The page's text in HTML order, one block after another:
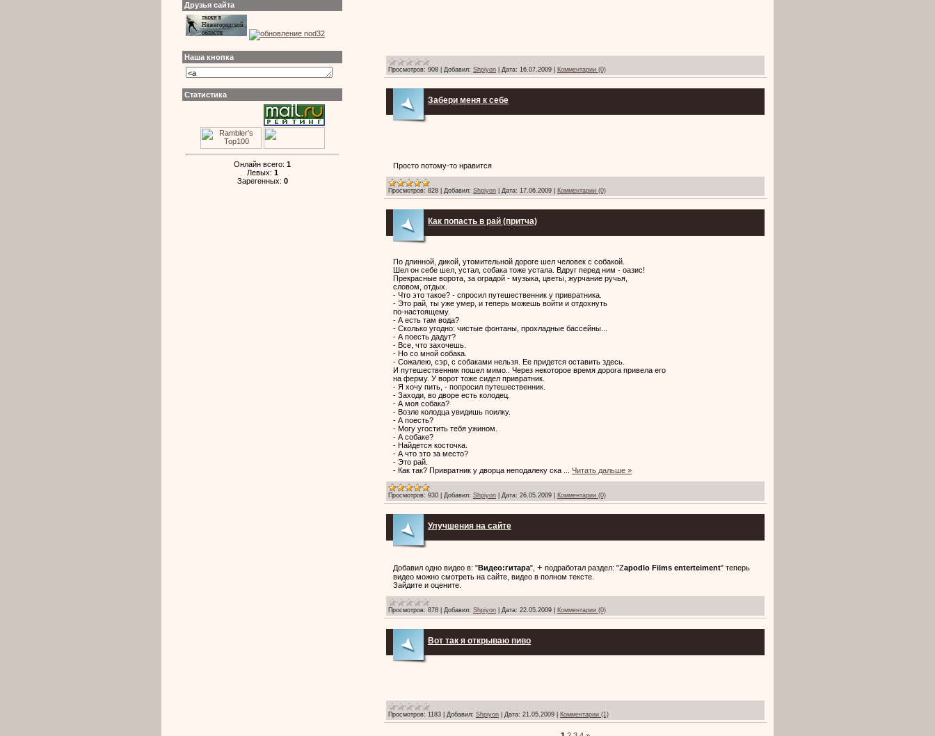
Друзья сайта
Наша кнопка
Статистика
Онлайн всего: 1
Левых: 1
Зарегенных: 0
Просмотров: 908 Добавил: Shpiyon Дата: 16.07.2009 Комментарии (0)
Забери меня к себе
Просто потому-то нравится
Просмотров: 828 Добавил: Shpiyon Дата: 17.06.2009 Комментарии (0)
Как попасть в рай (притча)
По длинной, дикой, утомительной дороге шел человек с собакой.
Шел он себе шел, устал, собака тоже устала. Вдруг перед ним - оазис!
Прекрасные ворота, за оградой - музыка, цветы, журчание ручья,
словом, отдых.
- Что это такое? - спросил путешественник у привратника.
- Это рай, ты уже умер, и теперь можешь войти и отдохнуть
по-настоящему.
- А есть там вода?
- Сколько угодно: чистые фонтаны, прохладные бассейны...
- А поесть дадут?
- Все, что захочешь.
- Но со мной собака.
- Сожалею, сэр, с собаками нельзя. Ее придется оставить здесь.
И путешественник пошел мимо.. Через некоторое время дорога привела его
на ферму. У ворот тоже сидел привратник.
- Я хочу пить, - попросил путешественник.
- Заходи, во дворе есть колодец.
- А моя собака?
- Возле колодца увидишь поилку.
- А поесть?
- Могу угостить тебя ужином.
- А собаке?
- Найдется косточка.
- А что это за место?
- Это рай.
- Как так? Привратник у дворца неподалеку ска
Читать дальше »
Просмотров: 930 Добавил: Shpiyon Дата: 26.05.2009 Комментарии (0)
Улучшения на сайте
Добавил одно видео в: "Видео:гитара", + подработал раздел: "Zapodlo Films enterteiment" теперь
видео можно смотреть на сайте, видео в полном тексте.
Зайдите и оцените.
Просмотров: 878 Добавил: Shpiyon Дата: 22.05.2009 Комментарии (0)
Вот так я открываю пиво
Просмотров: 1183 Добавил: Shpiyon Дата: 21.05.2009 Комментарии (1)